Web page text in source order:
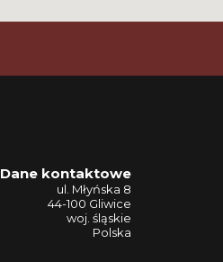
Dane kontaktowe
ul. Młyńska 8
44-100 Gliwice
woj. śląskie
Polska